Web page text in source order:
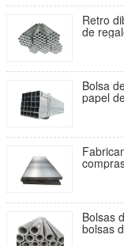
Retro
de
regalo
Bolsa
papel
Bolsas
bolsas